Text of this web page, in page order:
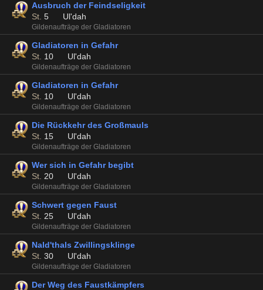
Ausbruch der Feindseligkeit
St. 5 Ul'dah
Gildenaufträge der Gladiatoren
Gladiatoren in Gefahr
St. 10 Ul'dah
Gildenaufträge der Gladiatoren
Gladiatoren in Gefahr
St. 10 Ul'dah
Gildenaufträge der Gladiatoren
Die Rückkehr des Großmauls
St. 15 Ul'dah
Gildenaufträge der Gladiatoren
Wer sich in Gefahr begibt
St. 20 Ul'dah
Gildenaufträge der Gladiatoren
Schwert gegen Faust
St. 25 Ul'dah
Gildenaufträge der Gladiatoren
Nald'thals Zwillingsklinge
St. 30 Ul'dah
Gildenaufträge der Gladiatoren
Der Weg des Faustkämpfers